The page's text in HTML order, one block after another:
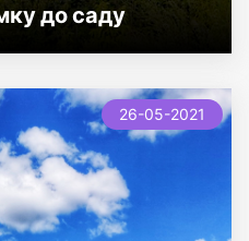
до саду
26-05-2021